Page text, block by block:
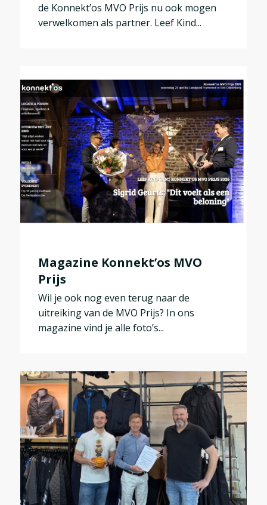
de Konnekt’os MVO Prijs nu ook mogen
verwelkomen als partner. Leef Kind...
Magazine Konnekt’os MVO
Prijs
Wil je ook nog even terug naar de
uitreiking van de MVO Prijs? In ons
magazine vind je alle foto’s...